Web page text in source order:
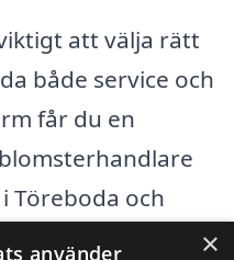
att välja rätt
både service och
får du en
Töreboda och
du har gjort ditt val
×
använder